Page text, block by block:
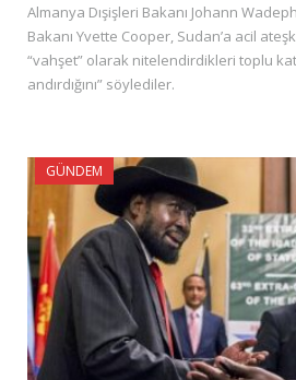
Almanya Dışişleri Bakanı Johann
Bakanı Yvette Cooper, Sudan’a acil
“vahşet” olarak nitelendirdikleri toplu
andırdığını” söylediler.
GÜNDEM